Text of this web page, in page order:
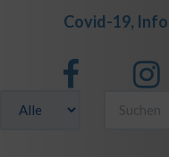
Covid-19,